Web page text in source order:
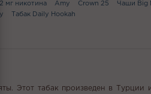
12 мг никотина Amy Crown 25
Чаши Big
Табак Daily Hookah
Этот табак произведен в Турции